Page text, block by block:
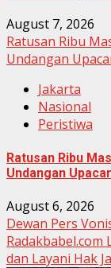
August 7, 2026
Ratusan Ribu
Undangan
Jakarta
Nasional
Peristiwa
Ratusan Ribu
Undangan
August 6, 2026
Dewan Pers
dan Layani Hak